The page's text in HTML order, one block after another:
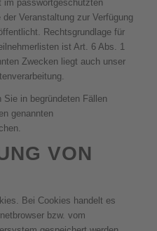
im passwortgeschützten
Veranstaltung zur Verfügung
Rechtsgrundlage für
ist Art. 6 Abs. 1
Zwecken liegt auch unser
Sie in begründeten Fällen
genannten
VON
Bei Cookies handelt es
bzw. vom